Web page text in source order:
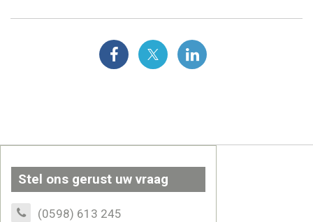
Stel ons gerust uw vraag
(0598) 613 245